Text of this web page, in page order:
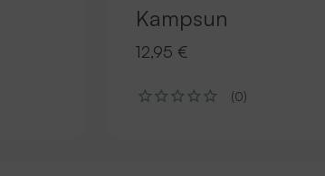
Kampsun
12,95 €
(0)